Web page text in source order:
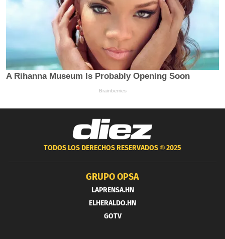
TODOS LOS DERECHOS RESERVADOS ®2025
GRUPO OPSA
LAPRENSA.HN
ELHERALDO.HN
GOTV